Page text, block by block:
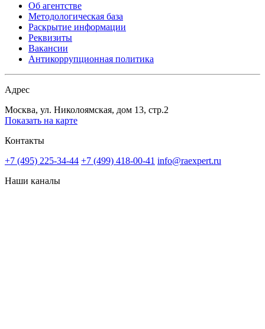
Об агентстве
Методологическая база
Раскрытие информации
Реквизиты
Вакансии
Антикоррупционная политика
Адрес
Москва, ул. Николоямская, дом 13, стр.2
Показать на карте
Контакты
+7 (495) 225-34-44 +7 (499) 418-00-41 info@raexpert.ru
Наши каналы